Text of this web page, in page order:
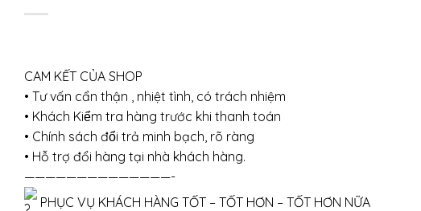
CAM KẾT CỦA SHOP
• Tư vấn cẩn thận , nhiệt tình, có trách nhiệm
• Khách Kiểm tra hàng trước khi thanh toán
• Chính sách đổi trả minh bạch, rõ ràng
• Hỗ trợ đổi hàng tại nhà khách hàng.
——————————————-
PHỤC VỤ KHÁCH HÀNG TỐT – TỐT HƠN – TỐT HƠN NỮA